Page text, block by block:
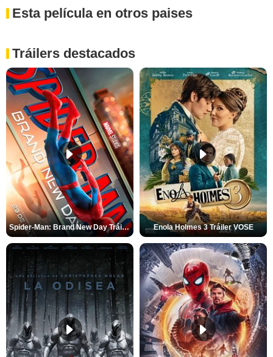
Esta película en otros paises
Tráilers destacados
Spider-Man: Brand New Day Tráiler (3) Enola Holmes 3 Tráiler VOSE